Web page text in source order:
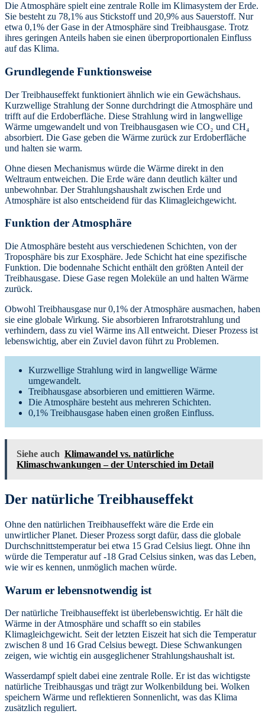
Die Atmosphäre spielt eine zentrale Rolle im Klimasystem der Erde.
Sie besteht zu 78,1% aus Stickstoff und 20,9% aus Sauerstoff. Nur
etwa 0,1% der Gase in der Atmosphäre sind Treibhausgase. Trotz
ihres geringen Anteils haben sie einen überproportionalen Einfluss
auf das Klima.
Grundlegende Funktionsweise
Der Treibhauseffekt funktioniert ähnlich wie ein Gewächshaus.
Kurzwellige Strahlung der Sonne durchdringt die Atmosphäre und
trifft auf die Erdoberfläche. Diese Strahlung wird in langwellige
Wärme umgewandelt und von Treibhausgasen wie CO₂ und CH₄
absorbiert. Die Gase geben die Wärme zurück zur Erdoberfläche
und halten sie warm.
Ohne diesen Mechanismus würde die Wärme direkt in den
Weltraum entweichen. Die Erde wäre dann deutlich kälter und
unbewohnbar. Der Strahlungshaushalt zwischen Erde und
Atmosphäre ist also entscheidend für das Klimagleichgewicht.
Funktion der Atmosphäre
Die Atmosphäre besteht aus verschiedenen Schichten, von der
Troposphäre bis zur Exosphäre. Jede Schicht hat eine spezifische
Funktion. Die bodennahe Schicht enthält den größten Anteil der
Treibhausgase. Diese Gase regen Moleküle an und halten Wärme
zurück.
Obwohl Treibhausgase nur 0,1% der Atmosphäre ausmachen, haben
sie eine globale Wirkung. Sie absorbieren Infrarotstrahlung und
verhindern, dass zu viel Wärme ins All entweicht. Dieser Prozess ist
lebenswichtig, aber ein Zuviel davon führt zu Problemen.
Kurzwellige Strahlung wird in langwellige Wärme
umgewandelt.
Treibhausgase absorbieren und emittieren Wärme.
Die Atmosphäre besteht aus mehreren Schichten.
0,1% Treibhausgase haben einen großen Einfluss.
Siehe auch Klimawandel vs. natürliche
Klimaschwankungen – der Unterschied im Detail
Der natürliche Treibhauseffekt
Ohne den natürlichen Treibhauseffekt wäre die Erde ein
unwirtlicher Planet. Dieser Prozess sorgt dafür, dass die globale
Durchschnittstemperatur bei etwa 15 Grad Celsius liegt. Ohne ihn
würde die Temperatur auf -18 Grad Celsius sinken, was das Leben,
wie wir es kennen, unmöglich machen würde.
Warum er lebensnotwendig ist
Der natürliche Treibhauseffekt ist überlebenswichtig. Er hält die
Wärme in der Atmosphäre und schafft so ein stabiles
Klimagleichgewicht. Seit der letzten Eiszeit hat sich die Temperatur
zwischen 8 und 16 Grad Celsius bewegt. Diese Schwankungen
zeigen, wie wichtig ein ausgeglichener Strahlungshaushalt ist.
Wasserdampf spielt dabei eine zentrale Rolle. Er ist das wichtigste
natürliche Treibhausgas und trägt zur Wolkenbildung bei. Wolken
speichern Wärme und reflektieren Sonnenlicht, was das Klima
zusätzlich reguliert.